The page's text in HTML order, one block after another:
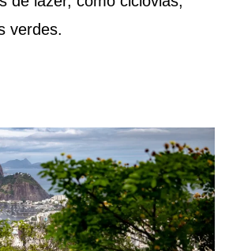
verdes.